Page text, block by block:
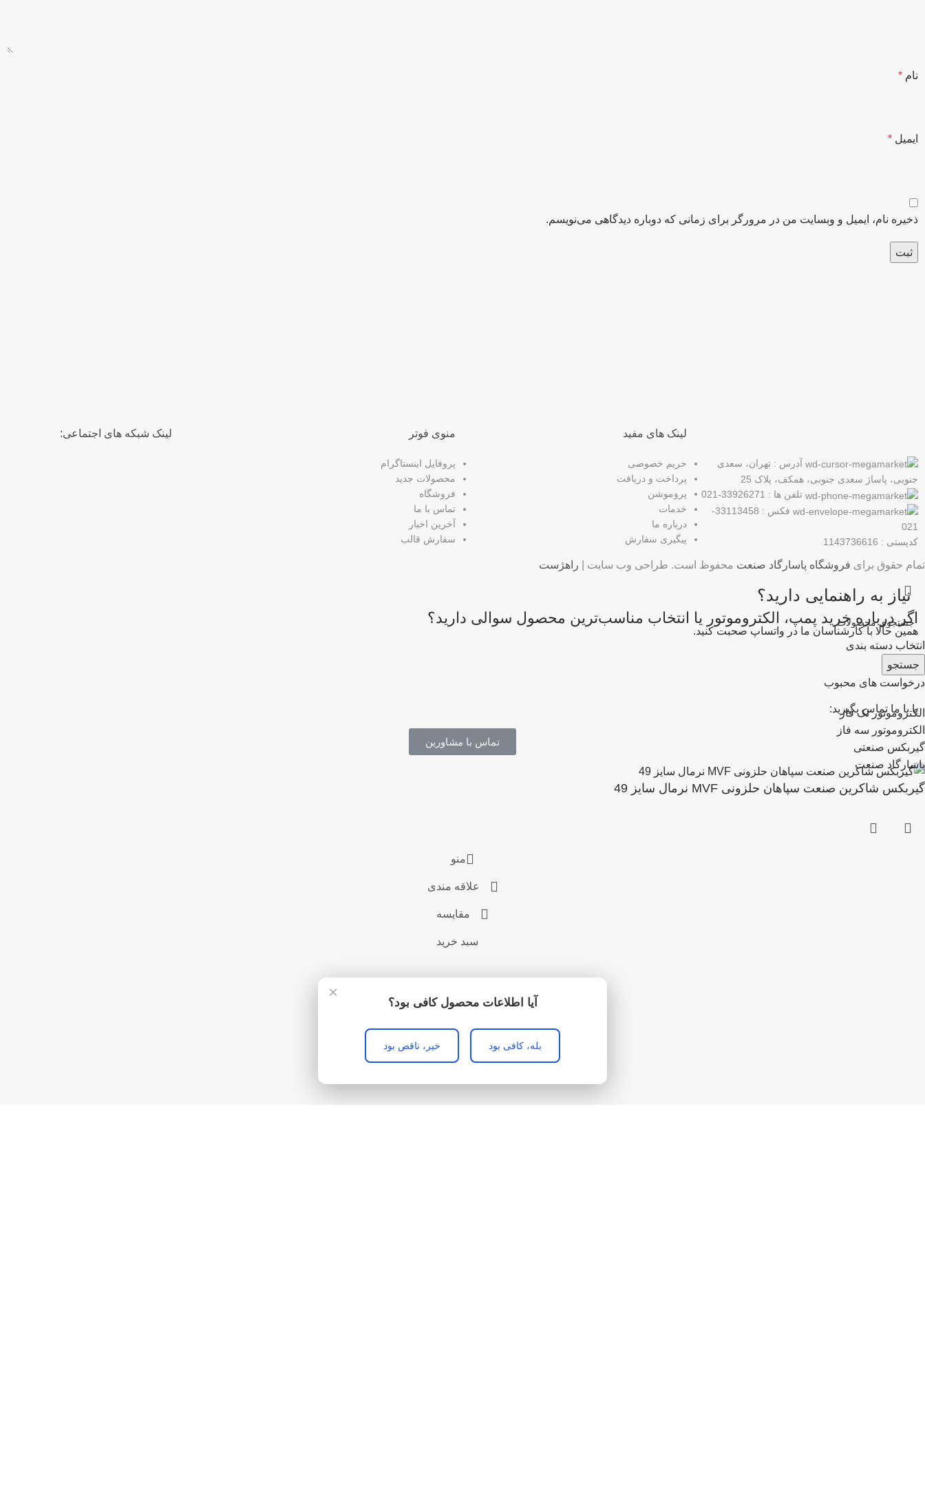
نام *
ایمیل *
ذخیره نام، ایمیل و وبسایت من در مرورگر برای زمانی که دوباره دیدگاهی می‌نویسم.
آدرس : تهران، سعدی
جنوبی، پاساژ سعدی جنوبی، همکف، پلاک 25
تلفن ها : 33926271-021
فکس : 33113458-
021
کدپستی : 1143736616
لینک های مفید
حریم خصوصی
پرداخت و دریافت
پروموشن
خدمات
درباره ما
پیگیری سفارش
منوی فوتر
پروفایل اینستاگرام
محصولات جدید
فروشگاه
تماس با ما
آخرین اخبار
سفارش قالب
لینک شبکه های اجتماعی:
تمام حقوق برای فروشگاه پاسارگاد صنعت محفوظ است. طراحی وب سایت | راهژست
انتخاب دسته بندی
جستجو
درخواست های محبوب
الکتروموتور تک فاز
الکتروموتور سه فاز
گیربکس صنعتی
پاسارگاد صنعت
نیاز به راهنمایی دارید؟
اگر درباره خرید پمپ، الکتروموتور یا انتخاب مناسب‌ترین محصول سوالی دارید؟
همین حالا با کارشناسان ما در واتساپ صحبت کنید.
یا با ما تماس بگیرید:
تماس با مشاورین
گیربکس شاکرین صنعت سپاهان حلزونی MVF نرمال سایز 49
×
آیا اطلاعات محصول کافی بود؟
بله، کافی بود خیر، ناقص بود
منو
علاقه مندی
مقایسه
سبد خرید